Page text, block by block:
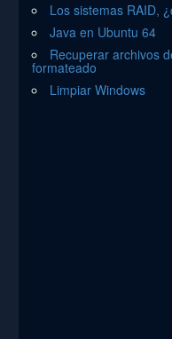
Los sistemas RAID,
Java en Ubuntu 64
Recuperar archivos
formateado
Limpiar Windows